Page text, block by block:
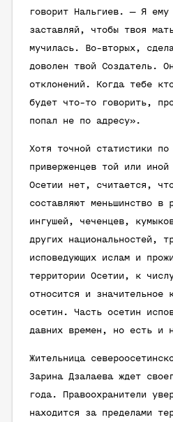
говорит Нальгиев. — Я
заставляй, чтобы твоя
мучилась. Во-вторых,
доволен твой Создатель.
отклонений. Когда тебе
будет что-то говорить,
попал не по адресу».
Хотя точной статистики по
приверженцев той или
Осетии нет, считается,
составляют меньшинство в
ингушей, чеченцев,
других национальностей,
исповедующих ислам и
территории Осетии, к
относится и значительное
осетин. Часть осетин
давних времен, но есть и
Жительница
Зарина Дзалаева ждет
года. Правоохранители
находится за пределами